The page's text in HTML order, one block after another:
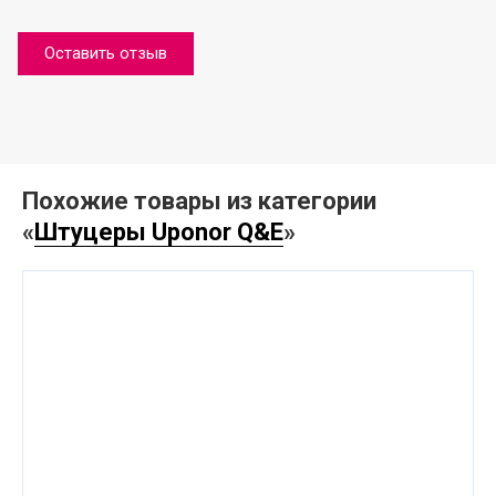
Оставить отзыв
Похожие товары из категории
«Штуцеры Uponor Q&E»